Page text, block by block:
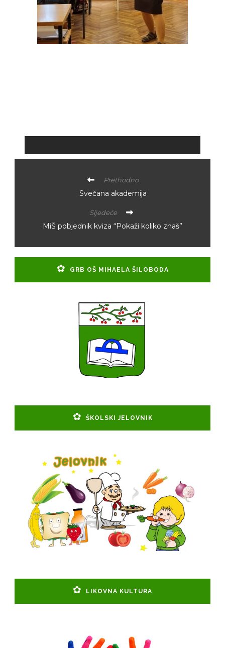
Prethodno
Svečana akademija
Sljedeće
MiŠ pobjednik kviza “Pokaži koliko znaš”
GRB OŠ MIHAELA ŠILOBODA
ŠKOLSKI JELOVNIK
LIKOVNA KULTURA